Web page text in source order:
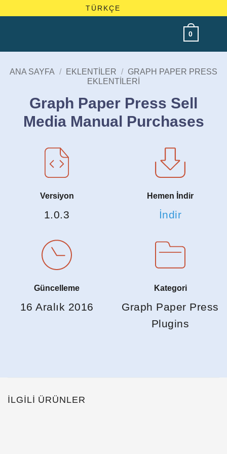
to
TÜRKÇE
0
ANA SAYFA / EKLENTILER /
GRAPH PAPER PRESS
EKLENTILERI
Graph Paper Press Sell
Media Manual Purchases
Versiyon
1.0.3
Hemen İndir
İndir
Güncelleme
16 Aralık 2016
Kategori
Graph Paper Press
Plugins
İLGILI ÜRÜNLER